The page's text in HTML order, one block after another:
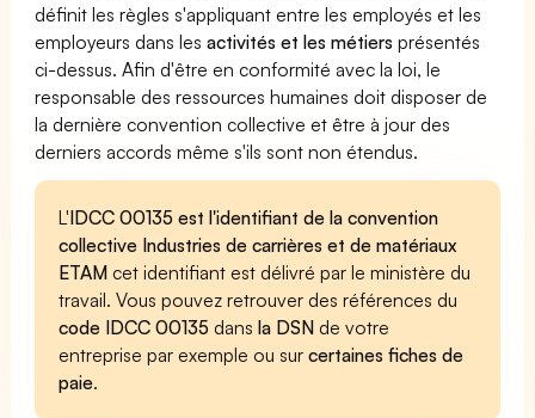
définit les règles s'appliquant entre les employés et les
employeurs dans lesactivités et les métiers présentés
ci-dessus. Afin d'être en conformité avec la loi, le
responsable des ressources humaines doit disposer de
la dernière convention collective et être à jour des
derniers accords même s'ils sont non étendus.
L'IDCC 00135 est l'identifiant de la convention
collective Industries de carrières et de matériaux
ETAM cet identifiant est délivré par le ministère du
travail. Vous pouvez retrouver des références du
code IDCC 00135 dansla DSN de votre
entreprise par exemple ou surcertaines fiches de
paie.